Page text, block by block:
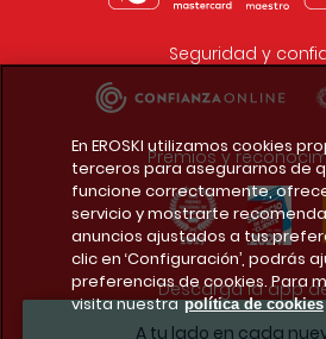
A tu lado en cada
Seguridad y
Premios y
Descarga la app
En EROSKI utilizamos cookies
terceros para asegurarnos de
funcione correctamente,
servicio y mostrarte
anuncios ajustados a tus
clic en ‘Configuración’, podrás
preferencias de cookies. Para
visita nuestra política de cookies